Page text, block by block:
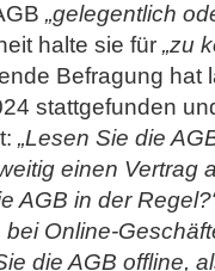
„gelegentlich
halte sie für „zu
Befragung hat
stattgefunden
„Lesen Sie die
einen Vertrag
AGB in der
Online-
die AGB offline,